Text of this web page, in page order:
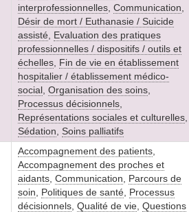
interprofessionnelles Communication
Désir de mort / Euthanasie / Suicide
assisté
Evaluation des pratiques
professionnelles / dispositifs / outils et
échelles Fin de vie en établissement
hospitalier / établissement médico-
social Organisation des soins
Processus décisionnels
Représentations sociales et culturelles
Sédation
Soins palliatifs
Accompagnement des patients
Accompagnement des proches et
aidants Communication
Parcours de
soin
Politiques de santé Processus
décisionnels Qualité de vie Questions